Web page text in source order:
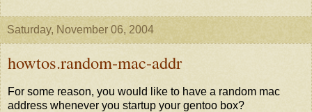
Saturday, November 06, 2004
howtos.random-mac-addr
For some reason, you would like to have a random mac
address whenever you startup your gentoo box?